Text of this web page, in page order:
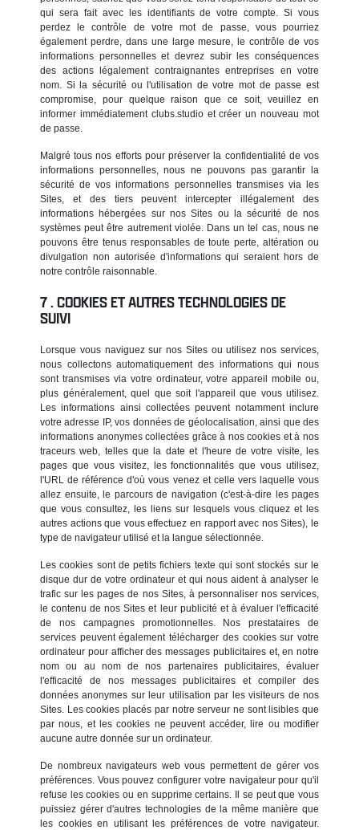
qui sera fait avec les identifiants de votre compte. Si vous
perdez le contrôle de votre mot de passe, vous pourriez
également perdre, dans une large mesure, le contrôle de vos
informations personnelles et devrez subir les conséquences
des actions légalement contraignantes entreprises en votre
nom. Si la sécurité ou l'utilisation de votre mot de passe est
compromise, pour quelque raison que ce soit, veuillez en
informer immédiatement clubs.studio et créer un nouveau mot
de passe.
Malgré tous nos efforts pour préserver la confidentialité de vos
informations personnelles, nous ne pouvons pas garantir la
sécurité de vos informations personnelles transmises via les
Sites, et des tiers peuvent intercepter illégalement des
informations hébergées sur nos Sites ou la sécurité de nos
systèmes peut être autrement violée. Dans un tel cas, nous ne
pouvons être tenus responsables de toute perte, altération ou
divulgation non autorisée d'informations qui seraient hors de
notre contrôle raisonnable.
COOKIES ET AUTRES TECHNOLOGIES DE
SUIVI
Lorsque vous naviguez sur nos Sites ou utilisez nos services,
nous collectons automatiquement des informations qui nous
sont transmises via votre ordinateur, votre appareil mobile ou,
plus généralement, quel que soit l'appareil que vous utilisez.
Les informations ainsi collectées peuvent notamment inclure
votre adresse IP, vos données de géolocalisation, ainsi que des
informations anonymes collectées grâce à nos cookies et à nos
traceurs web, telles que la date et l'heure de votre visite, les
pages que vous visitez, les fonctionnalités que vous utilisez,
l'URL de référence d'où vous venez et celle vers laquelle vous
allez ensuite, le parcours de navigation (c'est-à-dire les pages
que vous consultez, les liens sur lesquels vous cliquez et les
autres actions que vous effectuez en rapport avec nos Sites), le
type de navigateur utilisé et la langue sélectionnée.
Les cookies sont de petits fichiers texte qui sont stockés sur le
disque dur de votre ordinateur et qui nous aident à analyser le
trafic sur les pages de nos Sites, à personnaliser nos services,
le contenu de nos Sites et leur publicité et à évaluer l'efficacité
de nos campagnes promotionnelles. Nos prestataires de
services peuvent également télécharger des cookies sur votre
ordinateur pour afficher des messages publicitaires et, en notre
nom ou au nom de nos partenaires publicitaires, évaluer
l'efficacité de nos messages publicitaires et compiler des
données anonymes sur leur utilisation par les visiteurs de nos
Sites. Les cookies placés par notre serveur ne sont lisibles que
par nous, et les cookies ne peuvent accéder, lire ou modifier
aucune autre donnée sur un ordinateur.
De nombreux navigateurs web vous permettent de gérer vos
préférences. Vous pouvez configurer votre navigateur pour qu'il
refuse les cookies ou en supprime certains. Il se peut que vous
puissiez gérer d'autres technologies de la même manière que
les cookies en utilisant les préférences de votre navigateur.